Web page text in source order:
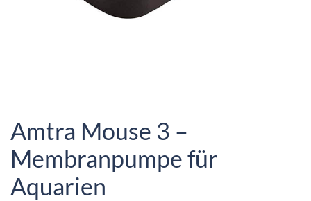
Amtra Mouse 3 –
Membranpumpe für
Aquarien